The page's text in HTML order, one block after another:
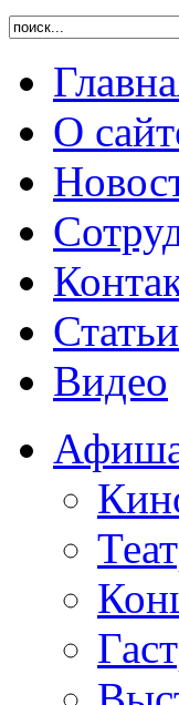
О
Статьи
Видео
Афиша